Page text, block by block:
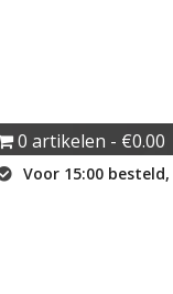
0 artikelen €0.00
Voor 15:00 besteld,